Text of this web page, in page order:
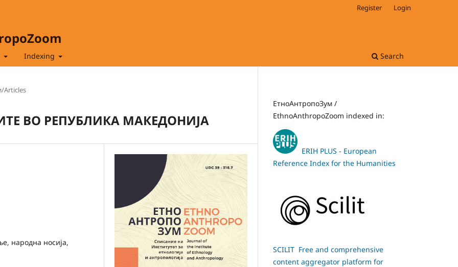
Indexing Search
Register Login
Articles
ВО РЕПУБЛИКА МАКЕДОНИЈА
народна носија,
ЕтноАнтропоЗум /
EthnoAnthropoZoom indexed in:
ERIH PLUS - European
Reference Index for the Humanities
SCILIT Free and comprehensive
content aggregator platform for